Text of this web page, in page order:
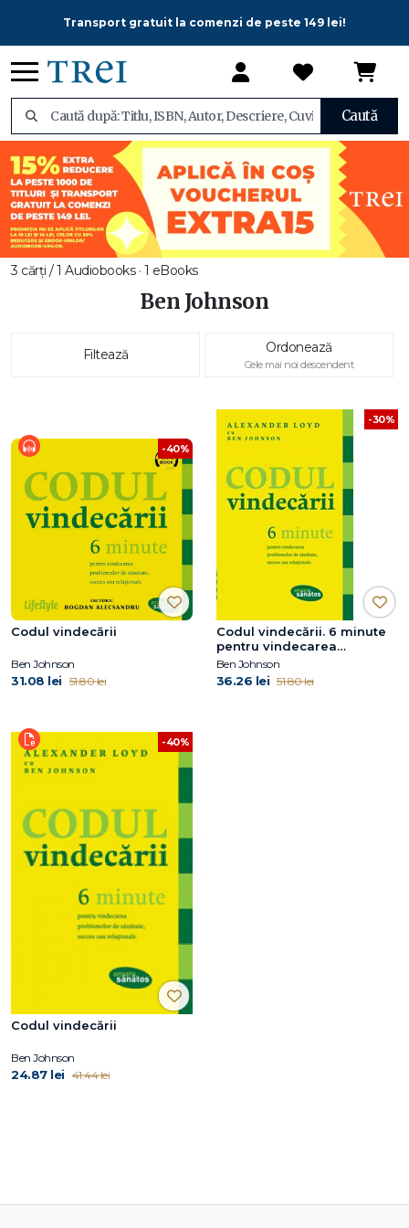
Transport gratuit la comenzi de peste 149 lei!
Caută
3 cărți / 1 Audiobooks · 1 eBooks
Ben Johnson
Filtează Ordonează
Cele mai noi descendent
-40%
Codul vindecării
Ben Johnson
31.08 lei 51.80 lei
-30%
Codul vindecării. 6 minute
pentru vindecarea
problemelor de sănătate,
succes sau relaţionale
Ben Johnson
36.26 lei 51.80 lei
-40%
Codul vindecării
Ben Johnson
24.87 lei 41.44 lei